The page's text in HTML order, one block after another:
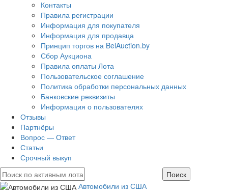
Контакты
Правила регистрации
Информация для покупателя
Информация для продавца
Принцип торгов на BelAuction.by
Сбор Аукциона
Правила оплаты Лота
Пользовательское соглашение
Политика обработки персональных данных
Банковские реквизиты
Информация о пользователях
Отзывы
Партнёры
Вопрос — Ответ
Статьи
Срочный выкуп
Автомобили из США